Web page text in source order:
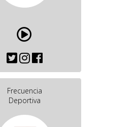
Frecuencia
Deportiva